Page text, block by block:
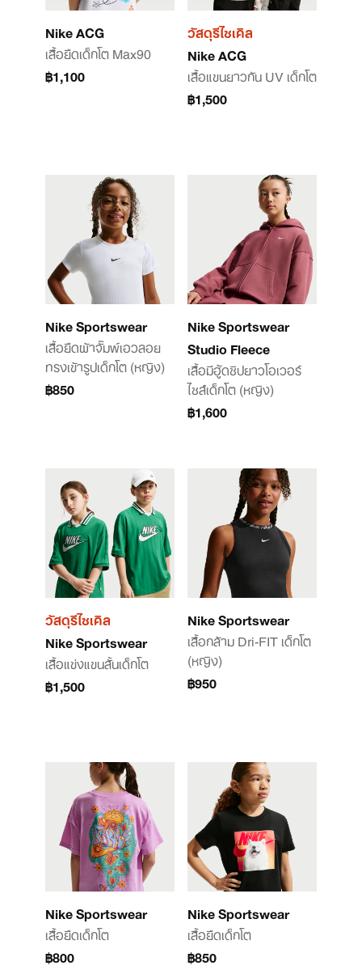
Nike ACG
เสื้อยืดเด็กโต Max90
฿1,100
วัสดุรีไซเคิล
Nike ACG
เสื้อแขนยาวกัน UV เด็กโต
฿1,500
Nike Sportswear
เสื้อยืดผ้าจั๊มพ์เอวลอย
ทรงเข้ารูปเด็กโต (หญิง)
฿850
Nike Sportswear
Studio Fleece
เสื้อมีฮู้ดซิปยาวโอเวอร์
ไซส์เด็กโต (หญิง)
฿1,600
วัสดุรีไซเคิล
Nike Sportswear
เสื้อแข่งแขนสั้นเด็กโต
฿1,500
Nike Sportswear
เสื้อกล้าม Dri-FIT เด็กโต
(หญิง)
฿950
Nike Sportswear
เสื้อยืดเด็กโต
฿800
Nike Sportswear
เสื้อยืดเด็กโต
฿850